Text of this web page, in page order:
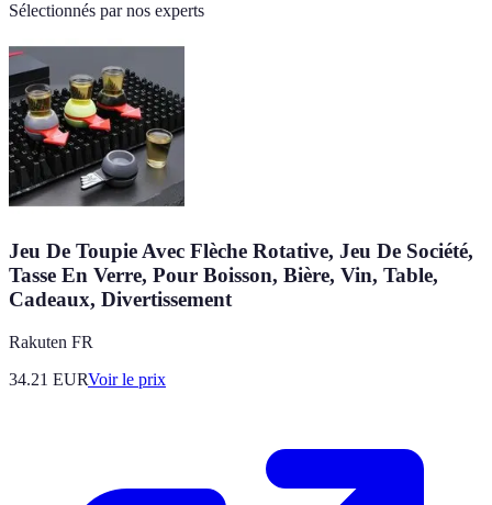
Sélectionnés par nos experts
Jeu De Toupie Avec Flèche Rotative, Jeu De Société,
Tasse En Verre, Pour Boisson, Bière, Vin, Table,
Cadeaux, Divertissement
Rakuten FR
34.21 EURVoir le prix